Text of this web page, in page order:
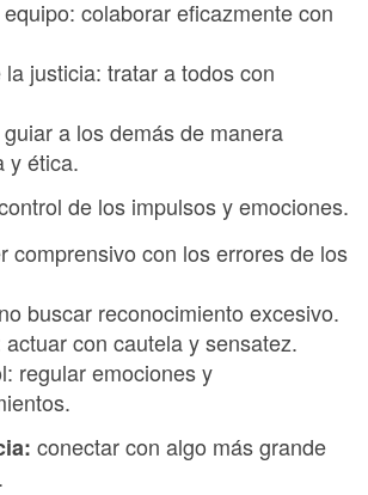
colaborar eficazmente con
justicia: tratar a todos con
a los demás de manera
y ética.
de los impulsos y emociones.
comprensivo con los errores de los
buscar reconocimiento excesivo.
con cautela y sensatez.
regular emociones y
conectar con algo más grande